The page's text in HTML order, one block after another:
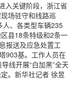
入关键阶段，浙江省
场驻守和线路巡
人、各类型车辆235
县18条特级和2条一
报送及应急处置工
903基。工作人员在
线开展“白加黑”全天
。新华社记者 徐昱